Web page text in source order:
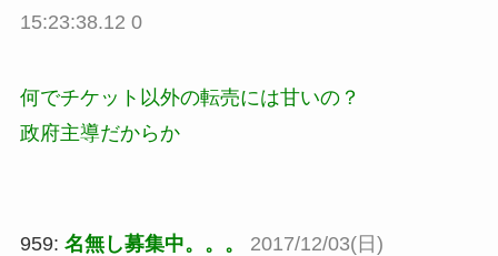
15:23:38.12 0
何でチケット以外の転売には甘いの？
政府主導だからか
959: 名無し募集中。。。
2017/12/03(日)